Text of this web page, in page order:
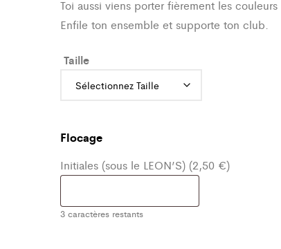
Toi aussi viens porter fièrement les couleurs
Enfile ton ensemble et supporte ton club.
Taille
Flocage
Initiales (sous le LEON’S) (2,50 €)
3caractères restants